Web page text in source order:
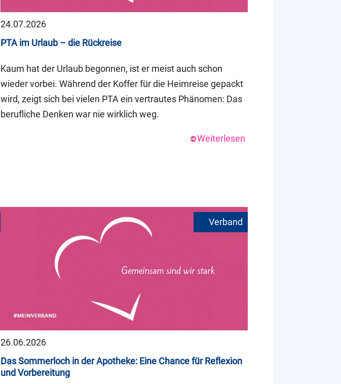
24.07.2026
PTA im Urlaub – die Rückreise
Kaum hat der Urlaub begonnen, ist er meist auch schon
wieder vorbei. Während der Koffer für die Heimreise gepackt
wird, zeigt sich bei vielen PTA ein vertrautes Phänomen: Das
berufliche Denken war nie wirklich weg.
Weiterlesen
26.06.2026
Das Sommerloch in der Apotheke: Eine Chance für Reflexion
und Vorbereitung